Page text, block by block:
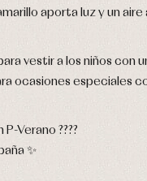
aporta luz y un aire
vestir a los niños con
ocasiones especiales
Verano ????
✨